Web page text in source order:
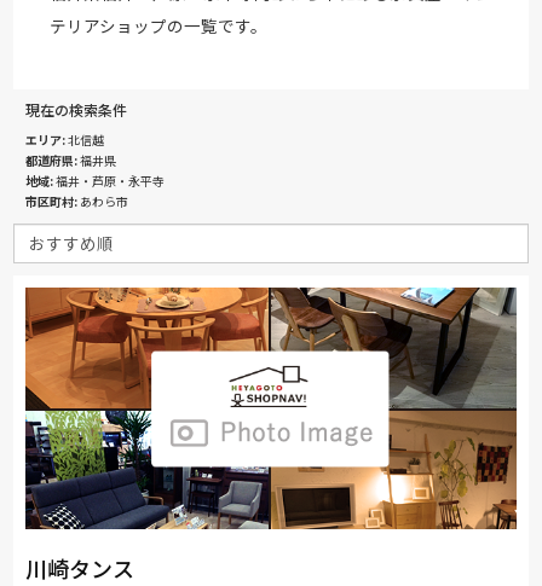
テリアショップの一覧です。
現在の検索条件
エリア 北信越
都道府県 福井県
地域 福井・芦原・永平寺
市区町村 あわら市
川崎タンス